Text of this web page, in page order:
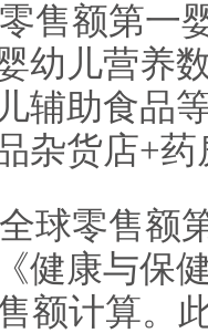
售额第一
幼儿营养
辅助食品
杂货店+药
球零售额
健康与保
额计算。